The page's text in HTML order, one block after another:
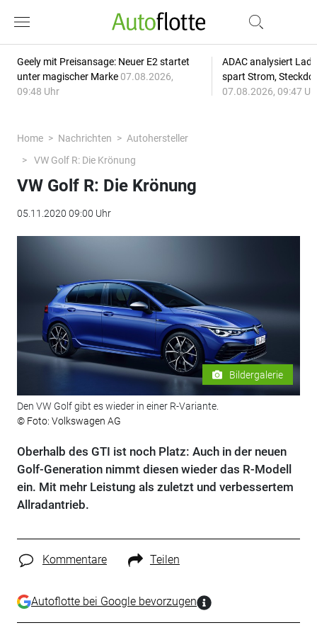
Geely mit Preisansage: Neuer E2 startet
unter magischer Marke 07.08.2026,
09:48 Uhr
ADAC analysiert
spart Strom,
07.08.2026, 09:47
Home Nachrichten
Autohersteller
VW Golf R: Die Krönung
VW Golf R: Die Krönung
05.11.2020 09:00 Uhr
Bildergalerie
Den VW Golf gibt es wieder in einer R-Variante.
© Foto: Volkswagen AG
Oberhalb des GTI ist noch Platz: Auch in der neuen
Golf-Generation nimmt diesen wieder das R-Modell
ein. Mit mehr Leistung als zuletzt und verbessertem
Allradantrieb.
Kommentare Teilen
Autoflotte bei Google bevorzugen